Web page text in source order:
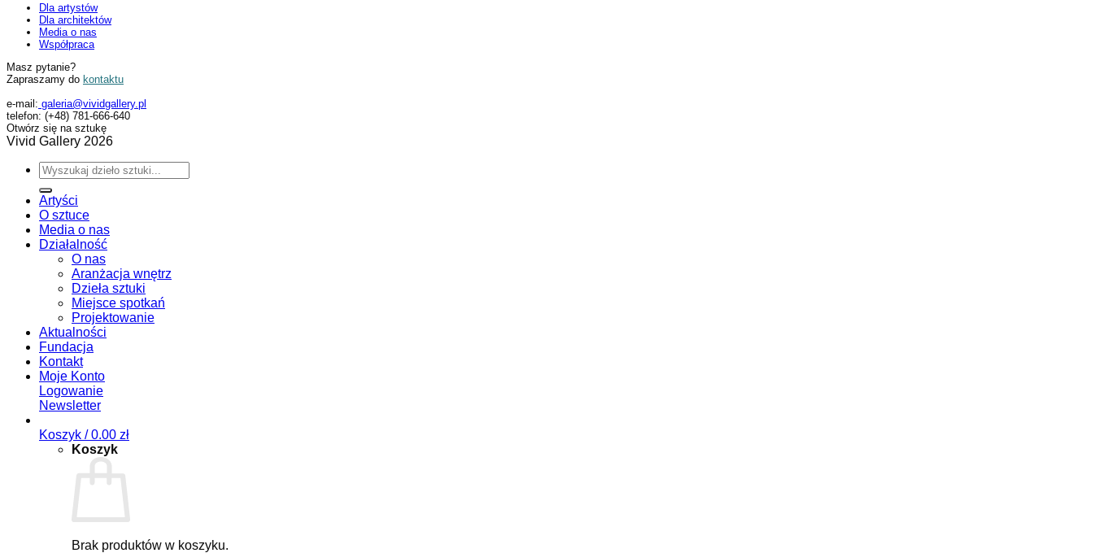
Dla artystów
Dla architektów
Media o nas
Współpraca
Masz pytanie?
Zapraszamy do kontaktu
e-mail: galeria@vividgallery.pl
telefon: (+48) 781-666-640
Otwórz się na sztukę
Vivid Gallery 2026
Artyści
O sztuce
Media o nas
Działalność
O nas
Aranżacja wnętrz
Dzieła sztuki
Miejsce spotkań
Projektowanie
Aktualności
Fundacja
Kontakt
Moje Konto
Logowanie
Newsletter
Koszyk /0.00 zł
Koszyk
Brak produktów w koszyku.